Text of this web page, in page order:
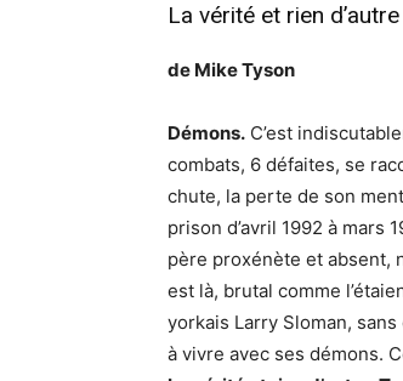
La vérité et rien d’autre
de Mike Tyson
Démons. C’est
combats, 6 défaites, se
chute, la perte de son
prison d’avril 1992 à mars
père proxénète et absent,
est là, brutal comme
yorkais Larry Sloman,
à vivre avec ses démons.